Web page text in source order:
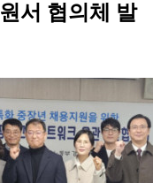
서 협의체 발